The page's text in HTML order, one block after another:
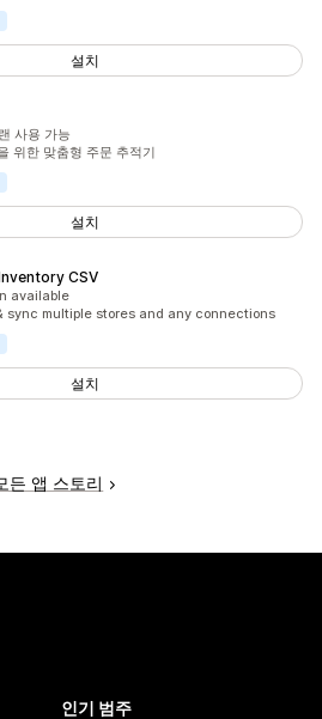
설치
사용 가능
위한 맞춤형 주문 추적기
설치
CSV
available
sync multiple stores and any connections
설치
든 앱 스토리
인기 범주